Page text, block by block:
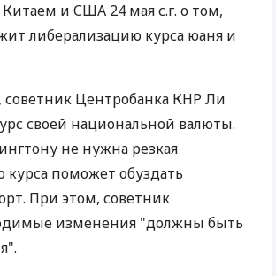
и США 24 мая с.г. о том,
либерализацию курса юаня и
советник Центробанка КНР Ли
своей национальной валюты.
не нужна резкая
курса поможет обуздать
При этом, советник
изменения "должны быть